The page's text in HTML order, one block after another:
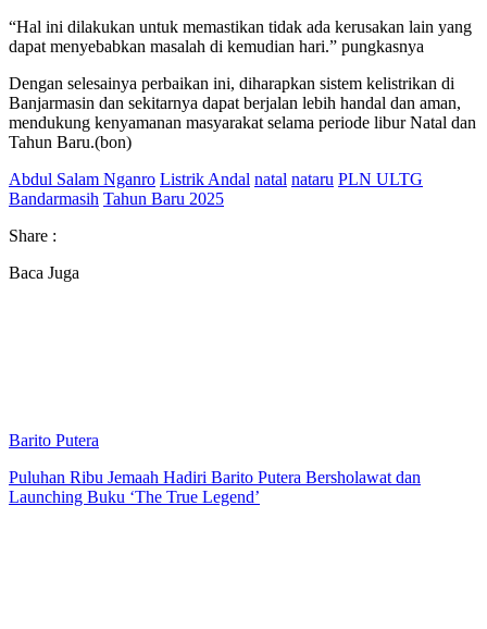
“Hal ini dilakukan untuk memastikan tidak ada kerusakan lain yang
dapat menyebabkan masalah di kemudian hari.” pungkasnya
Dengan selesainya perbaikan ini, diharapkan sistem kelistrikan di
Banjarmasin dan sekitarnya dapat berjalan lebih handal dan aman,
mendukung kenyamanan masyarakat selama periode libur Natal dan
Tahun Baru.(bon)
Abdul Salam Nganro Listrik Andal natal nataru PLN ULTG
Bandarmasih Tahun Baru 2025
Share :
Baca Juga
Barito Putera
Puluhan Ribu Jemaah Hadiri Barito Putera Bersholawat dan
Launching Buku ‘The True Legend’